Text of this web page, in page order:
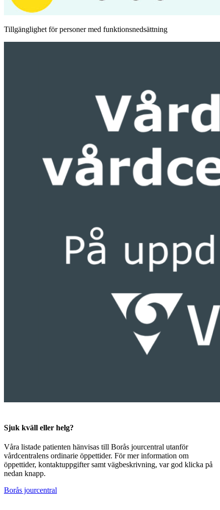
Tillgänglighet för personer med funktionsnedsättning
Sjuk kväll eller helg?
Våra listade patienten hänvisas till Borås jourcentral utanför
vårdcentralens ordinarie öppettider. För mer information om
öppettider, kontaktuppgifter samt vägbeskrivning, var god klicka på
nedan knapp.
Borås jourcentral